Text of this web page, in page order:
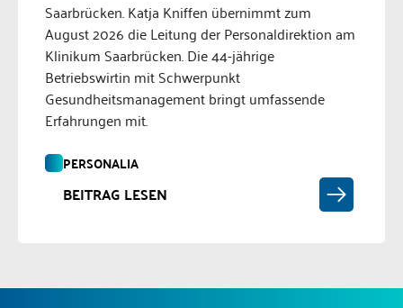
Saarbrücken. Katja Kniffen übernimmt zum
August 2026 die Leitung der Personaldirektion am
Klinikum Saarbrücken. Die 44-jährige
Betriebswirtin mit Schwerpunkt
Gesundheitsmanagement bringt umfassende
Erfahrungen mit.
PERSONALIA
BEITRAG LESEN